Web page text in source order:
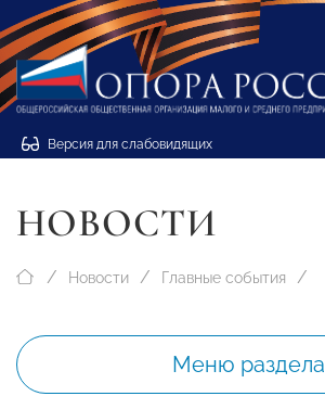
Версия для слабовидящих
НОВОСТИ
Новости Главные события
Меню раздела